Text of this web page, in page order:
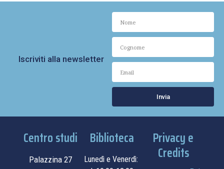
Iscriviti alla newsletter
Invia
Centro studi
Palazzina 27
Biblioteca
Lunedì e Venerdì:
Privacy e
Credits